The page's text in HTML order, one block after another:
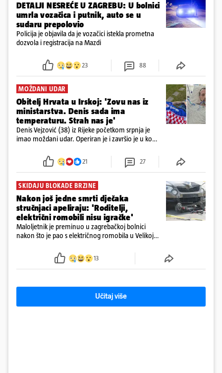
DETALJI NESREĆE U ZAGREBU: U bolnici
umrla vozačica i putnik, auto se u
sudaru prepolovio
Policija je objavila da je vozačici istekla prometna
dozvola i registracija na Mazdi
23 88
MOŽDANI UDAR
Obitelj Hrvata u Irskoj: 'Zovu nas iz
ministarstva. Denis sada ima
temperaturu. Strah nas je'
Denis Vejzović (38) iz Rijeke početkom srpnja je
imao moždani udar. Operiran je i završio je u komi.
tamošnji liječnici ne vjeruju u oporavak: 'Imamo
21 27
SKIDAJU BLOKADE BRZINE
Nakon još jedne smrti dječaka
stručnjaci apeliraju: 'Roditelji,
električni romobili nisu igračke'
Maloljetnik je preminuo u zagrebačkoj bolnici
nakon što je pao s električnog romobila u Velikoj
13
Učitaj više